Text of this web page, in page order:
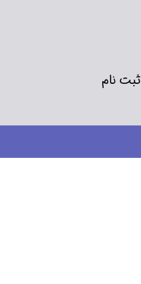
ثبت نام